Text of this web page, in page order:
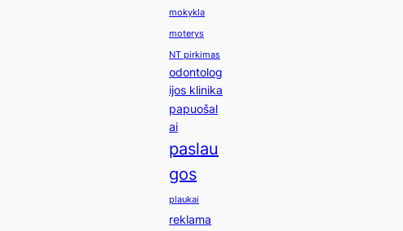
mokykla
moterys
NT pirkimas
odontolog
ijos klinika
papuošal
ai
paslau
gos
plaukai
reklama